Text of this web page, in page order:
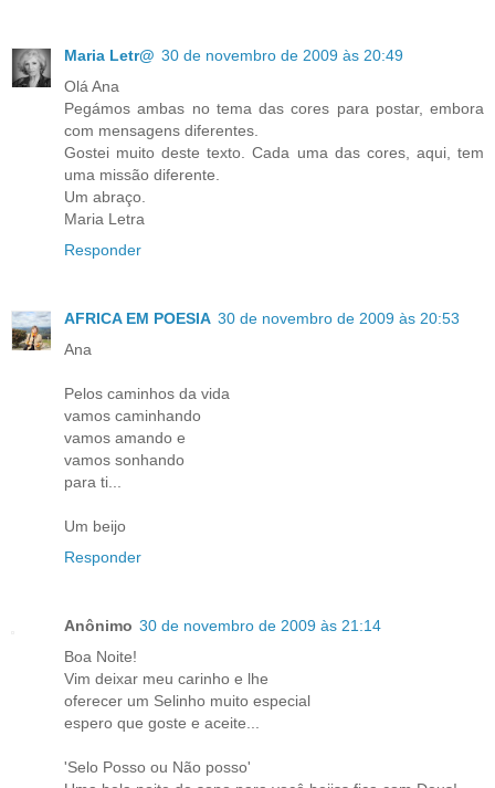
Maria Letr@ 30 de novembro de 2009 às 20:49
Olá Ana
Pegámos ambas no tema das cores para postar, embora
com mensagens diferentes.
Gostei muito deste texto. Cada uma das cores, aqui, tem
uma missão diferente.
Um abraço.
Maria Letra
Responder
AFRICA EM POESIA 30 de novembro de 2009 às 20:53
Ana
Pelos caminhos da vida
vamos caminhando
vamos amando e
vamos sonhando
para ti...
Um beijo
Responder
Anônimo 30 de novembro de 2009 às 21:14
Boa Noite!
Vim deixar meu carinho e lhe
oferecer um Selinho muito especial
espero que goste e aceite...
'Selo Posso ou Não posso'